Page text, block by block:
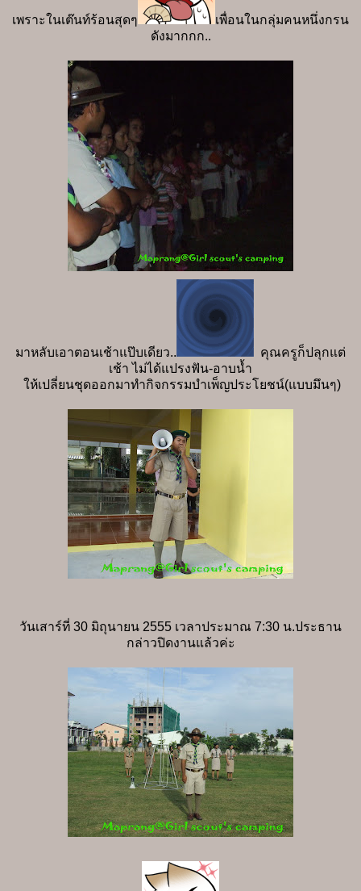
เพราะในเต๊นท์ร้อนสุดๆ
เพื่อนในกลุ่มคนหนึ่งกรน
ดังมากกก..
มาหลับเอาตอนเช้าแป๊บเดียว..
คุณครูก็ปลุกแต่
เช้า ไม่ได้แปรงฟัน-อาบน้ำ
ให้เปลี่ยนชุดออกมาทำกิจกรรมบำเพ็ญประโยชน์(แบบมึนๆ)
วันเสาร์ที่ 30 มิถุนายน 2555 เวลาประมาณ 7:30 น.ประธาน
กล่าวปิดงานแล้วค่ะ